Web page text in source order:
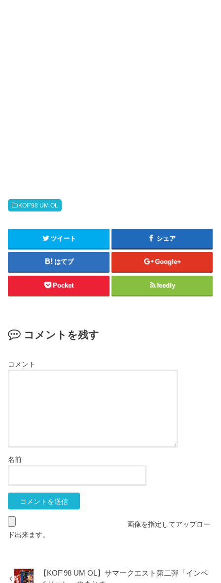
KOF'98 UM OL
ツイート シェア
はてブ Google+
Pocket feedly
コメントを残す
コメント
名前
画像を指定してアップロー
ド出来ます。
【KOF'98 UM OL】サマークエスト第二弾「インベ